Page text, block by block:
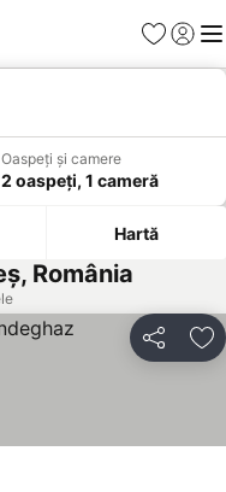
Favorite
Oaspeți și camere
2 oaspeți, 1 cameră
Hartă
România
Distribuiți